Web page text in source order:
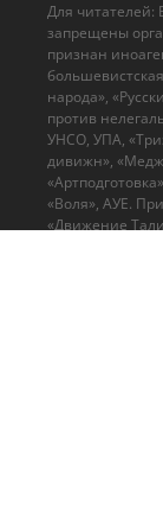
Для читателей:
запрещены
признан
народа»,
против
УНСО, УПА,
дивижн»,
«Воля», АУЕ.
«Движение